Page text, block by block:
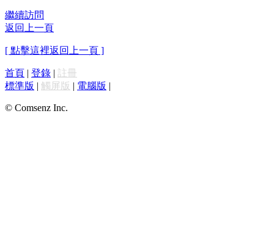
繼續訪問
返回上一頁
[ 點擊這裡返回上一頁 ]
首頁 | 登錄 | 註冊
標準版 | 觸屏版 | 電腦版 |
© Comsenz Inc.